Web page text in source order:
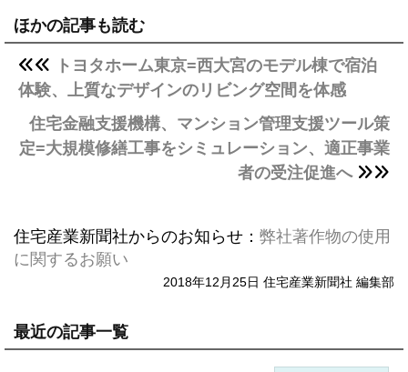
ほかの記事も読む
トヨタホーム東京=西大宮のモデル棟で宿泊
体験、上質なデザインのリビング空間を体感
住宅金融支援機構、マンション管理支援ツール策
定=大規模修繕工事をシミュレーション、適正事業
者の受注促進へ
住宅産業新聞社からのお知らせ： 弊社著作物の使用
に関するお願い
2018年12月25日 住宅産業新聞社 編集部
最近の記事一覧